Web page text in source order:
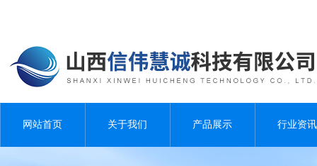
网站首页 关于我们 产品展示 行业资讯